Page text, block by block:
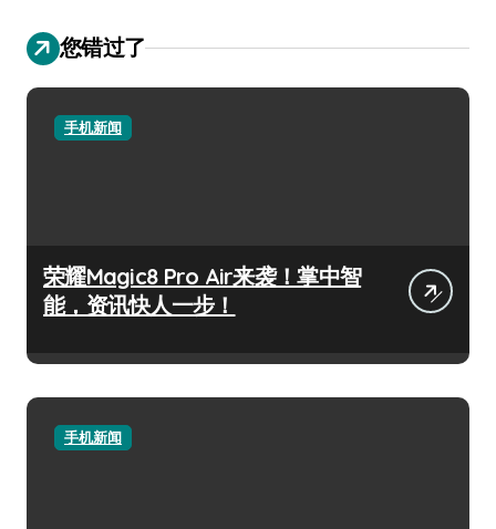
您错过了
手机新闻
荣耀Magic8 Pro Air来袭！掌中智
能，资讯快人一步！
手机新闻